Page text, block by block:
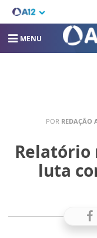
MENU
POR REDAÇÃO
Relatório
luta